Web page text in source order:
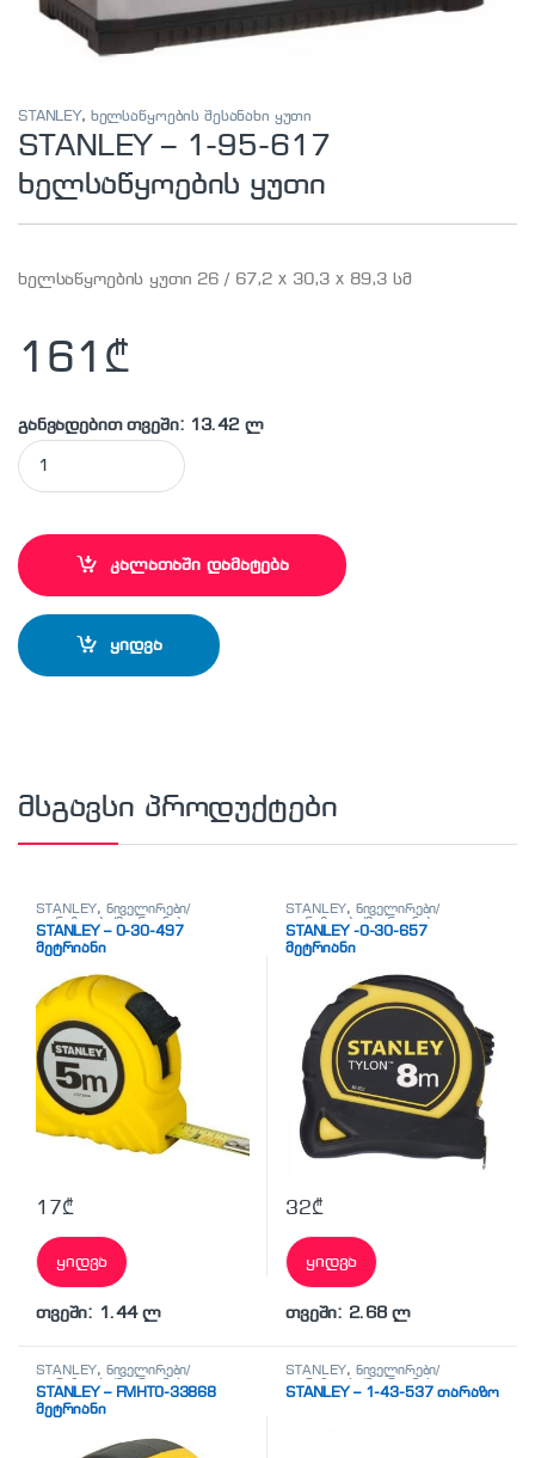
STANLEY, ხელსაწყოების შესანახი ყუთი
STANLEY – 1-95-617
ხელსაწყოების ყუთი
ხელსაწყოების ყუთი 26 / 67,2 x 30,3 x 89,3 სმ
161 ₾
განვადებით თვეში: 13.42 ლ
STANLEY - 1-95-617 ხელსაწყოების ყუთი quantity
კალათაში დამატება
ყიდვა
მსგავსი პროდუქტები
STANLEY, ნიველირები/
თარაზოები/მეტრიანები
STANLEY – 0-30-497
მეტრიანი
17₾
ყიდვა
თვეში: 1.44 ლ
STANLEY, ნიველირები/
თარაზოები/მეტრიანები
STANLEY -0-30-657
მეტრიანი
32₾
ყიდვა
თვეში: 2.68 ლ
STANLEY, ნიველირები/
თარაზოები/მეტრიანები
STANLEY – FMHT0-33868
მეტრიანი
STANLEY, ნიველირები/
თარაზოები/მეტრიანები
STANLEY – 1-43-537 თარაზო